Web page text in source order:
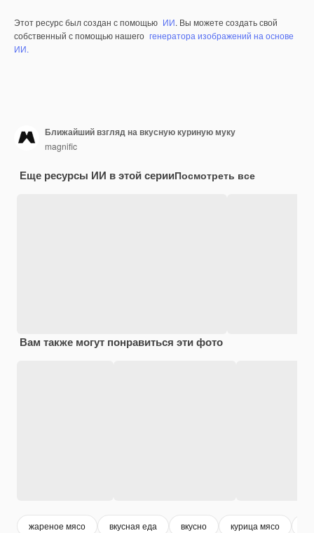
Этот ресурс был создан с помощью ИИ. Вы можете создать свой
собственный с помощью нашего генератора изображений на основе
ИИ.
Ближайший взгляд на вкусную куриную муку
magnific
Еще ресурсы ИИ в этой серииПосмотреть все
Вам также могут понравиться эти фото
жареное мясо вкусная еда вкусно курица мясо